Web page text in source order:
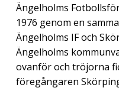
Ängelholms
1976 genom en
Ängelholms IF och
Ängelholms
ovanför och tröjorna
föregångaren